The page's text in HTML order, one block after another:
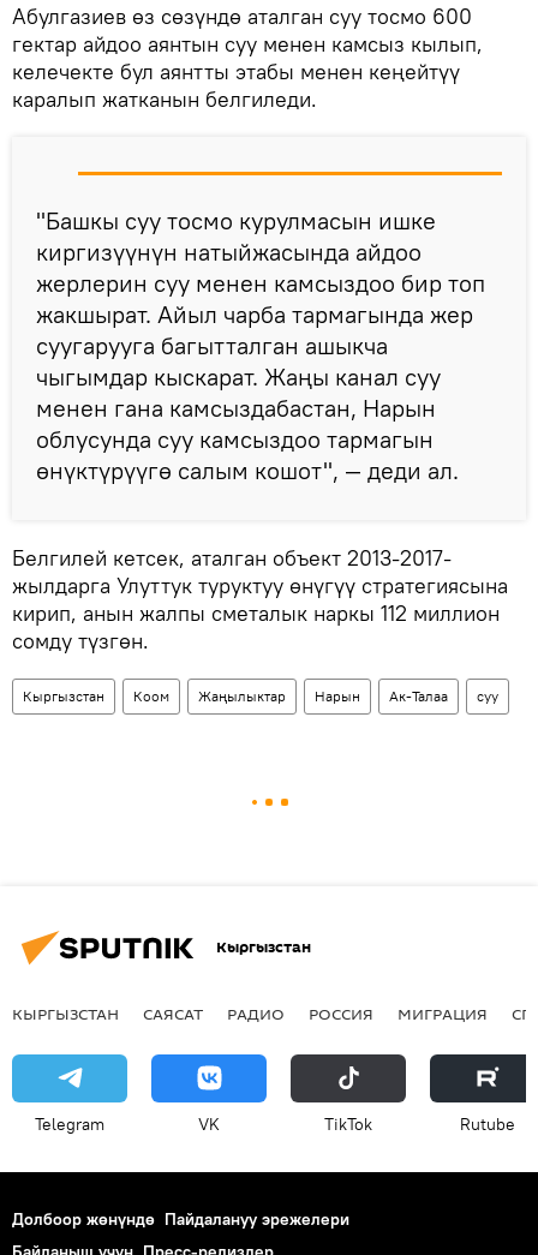
Абулгазиев өз сөзүндө аталган суу тосмо 600
гектар айдоо аянтын суу менен камсыз кылып,
келечекте бул аянтты этабы менен кеңейтүү
каралып жатканын белгиледи.
"Башкы суу тосмо курулмасын ишке
киргизүүнүн натыйжасында айдоо
жерлерин суу менен камсыздоо бир топ
жакшырат. Айыл чарба тармагында жер
суугарууга багытталган ашыкча
чыгымдар кыскарат. Жаңы канал суу
менен гана камсыздабастан, Нарын
облусунда суу камсыздоо тармагын
өнүктүрүүгө салым кошот", — деди ал.
Белгилей кетсек, аталган объект 2013-2017-
жылдарга Улуттук туруктуу өнүгүү стратегиясына
кирип, анын жалпы сметалык наркы 112 миллион
сомду түзгөн.
Кыргызстан Коом Жаңылыктар Нарын Ак-Талаа суу
Кыргызстан
КЫРГЫЗСТАН САЯСАТ РАДИО РОССИЯ МИГРАЦИЯ
Telegram VK ТikТоk Rutube
Долбоор жөнүндө Пайдалануу эрежелери